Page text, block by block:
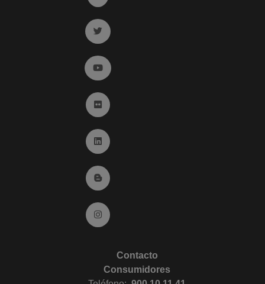
Ir a twitter (abre en ventana nueva)
Ir a YouTube (abre en ventana nueva)
Ir a Flickr (abre en ventana nueva)
Ir a Linkedin (abre en ventana nueva)
Ir al Blog (abre en ventana nueva)
Ir a Instagram (abre en ventana nueva)
Contacto
Consumidores